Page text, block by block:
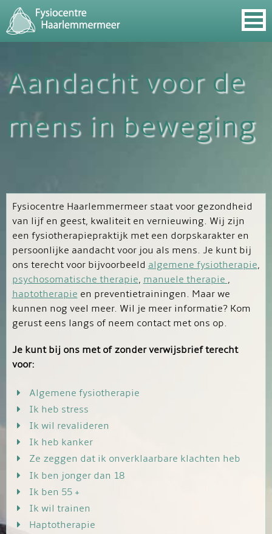
main
Aandacht voor de
mens in beweging
Fysiocentre Haarlemmermeer staat voor gezondheid
van lijf en geest, kwaliteit en vernieuwing. Wij zijn
een fysiotherapiepraktijk met een dorpskarakter en
persoonlijke aandacht voor jou als mens. Je kunt bij
ons terecht voor bijvoorbeeld algemene fysiotherapie,
psychosomatische therapie, manuele therapie ,
haptotherapie en preventietrainingen. Maar we
kunnen nog veel meer. Wil je meer informatie? Kom
gerust eens langs of neem contact met ons op.
Je kunt bij ons met of zonder verwijsbrief terecht
voor:
Algemene fysiotherapie
Ik heb stress
Ik wil revalideren
Ik heb kanker
Ze zeggen dat ik onverklaarbare klachten heb
Ik ben jonger dan 18
Ik ben 55 +
Ik wil trainen
Haptotherapie